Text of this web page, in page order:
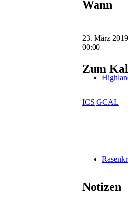
Wann
23. März 2019
00:00
Zum
ICS GCAL
Notizen